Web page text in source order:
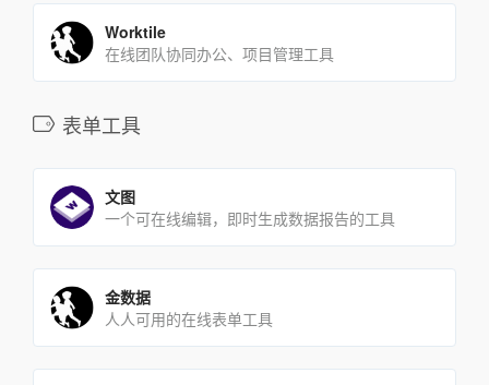
Worktile
在线团队协同办公、项目管理工具
表单工具
文图
一个可在线编辑，即时生成数据报告的工具
金数据
人人可用的在线表单工具